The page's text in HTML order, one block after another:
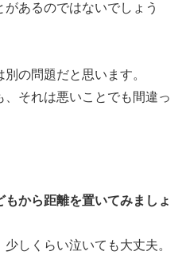
あるのではないでしょう
の問題だと思います。
それは悪いことでも間違っ
もから距離を置いてみましょ
少しくらい泣いても大丈夫。